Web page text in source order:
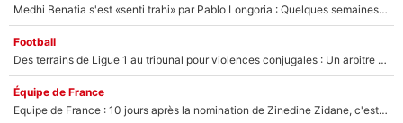
Medhi Benatia s'est «senti trahi» par Pablo Longoria : Quelques semaines après son départ, l'ancien directeur de football de l'OM règle ses comptes
Football
Des terrains de Ligue 1 au tribunal pour violences conjugales : Un arbitre français encourt une peine de 18 mois de prison !
Équipe de France
Equipe de France : 10 jours après la nomination de Zinedine Zidane, c'est au tour de son fils de prendre un nouveau départ !